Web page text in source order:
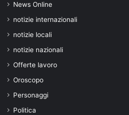
News Online
notizie internazionali
notizie locali
notizie nazionali
Offerte lavoro
Oroscopo
Personaggi
Politica